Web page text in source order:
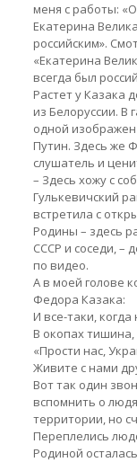
меня с работы:
Екатерина
российским».
«Екатерина
всегда был
Растет у Казака
из Белоруссии. В
одной
Путин. Здесь же
слушатель и
– Здесь хожу с
Гулькевичский
встретила с
Родины – здесь
СССР и соседи, –
по видео.
А в моей голове
Федора Казака:
И все-таки,
В окопах тишина,
«Прости нас,
Живите с нами
Вот так один
вспомнить о
территории, но
Переплелись
Родиной